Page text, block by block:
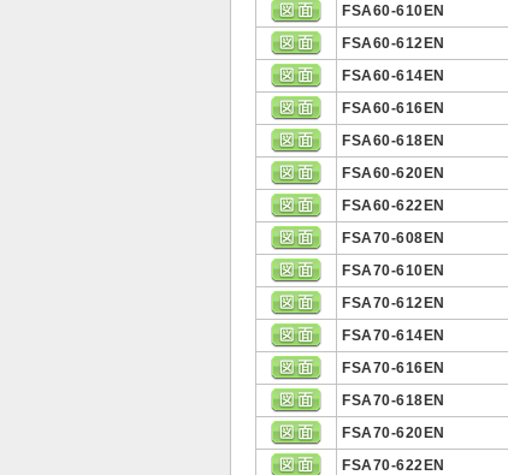
FSA60-610EN
FSA60-612EN
FSA60-614EN
FSA60-616EN
FSA60-618EN
FSA60-620EN
FSA60-622EN
FSA70-608EN
FSA70-610EN
FSA70-612EN
FSA70-614EN
FSA70-616EN
FSA70-618EN
FSA70-620EN
FSA70-622EN